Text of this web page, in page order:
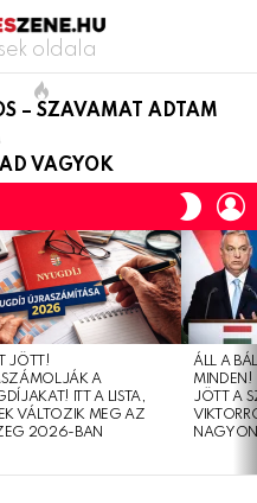
oldala
– SZAVAMAT ADTAM
VAGYOK
SKIN
JÖTT!
A
ITT A LISTA,
VÁLTOZIK MEG AZ
2026-BAN
ÁLL A
MINDEN!
JÖTT A